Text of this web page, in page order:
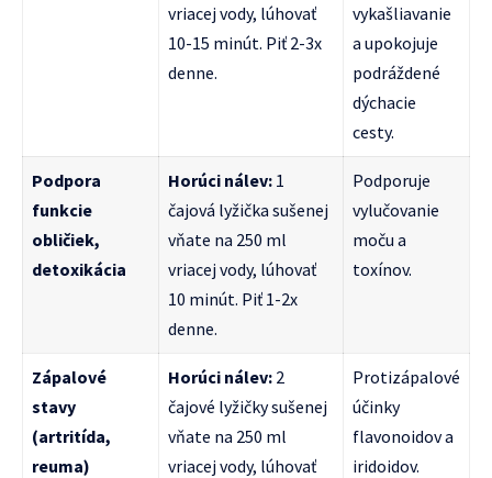
vriacej vody, lúhovať
10-15 minút. Piť 2-3x
denne.
vykašliavanie
a upokojuje
podráždené
dýchacie
cesty.
Podpora
funkcie
obličiek,
detoxikácia
Horúci nálev: 1
čajová lyžička sušenej
vňate na 250 ml
vriacej vody, lúhovať
10 minút. Piť 1-2x
denne.
Podporuje
vylučovanie
moču a
toxínov.
Zápalové
stavy
(artritída,
reuma)
Horúci nálev: 2
čajové lyžičky sušenej
vňate na 250 ml
vriacej vody, lúhovať
Protizápalové
účinky
flavonoidov a
iridoidov.